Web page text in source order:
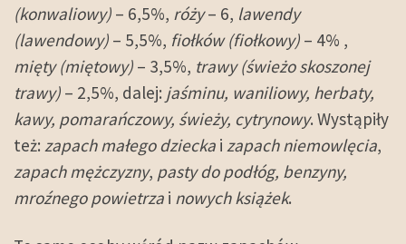
(konwaliowy) – 6,5%, róży– 6, lawendy
(lawendowy) – 5,5%, fiołków (fiołkowy) – 4% ,
mięty (miętowy) – 3,5%, trawy (świeżo skoszonej
trawy) – 2,5%, dalej: jaśminu, waniliowy, herbaty,
kawy, pomarańczowy, świeży, cytrynowy. Wystąpiły
też: zapach małego dziecka i zapach niemowlęcia,
zapach mężczyzny, pasty do podłóg, benzyny,
mroźnego powietrza i nowych książek.